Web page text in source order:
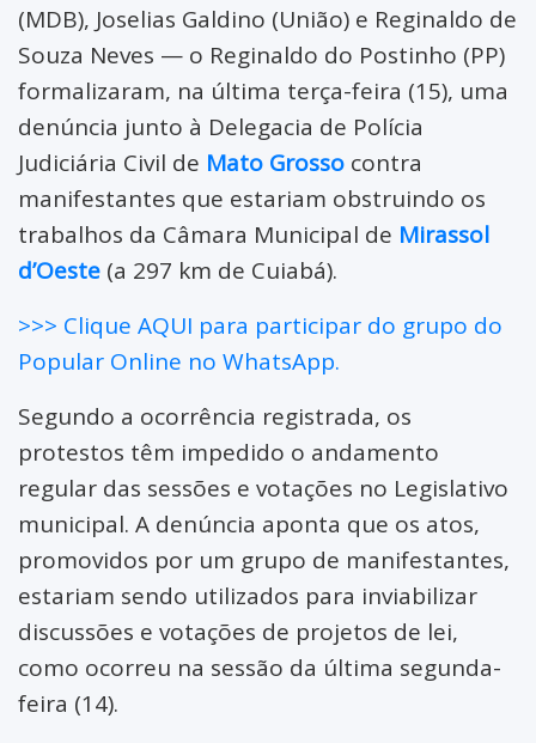
Reserva do Cabaçal
Rio Branco
Salto do Céu
Marcos
(MDB), Joselias Galdino (União) e Reginaldo de
Souza Neves — o Reginaldo do Postinho (PP)
formalizaram, na última terça-feira (15), uma
denúncia junto à Delegacia de Polícia
Judiciária Civil de Mato Grosso contra
manifestantes que estariam obstruindo os
trabalhos da Câmara Municipal de Mirassol
d’Oeste (a 297 km de Cuiabá).
>>> Clique AQUI para participar do grupo do
Popular Online no WhatsApp.
Segundo a ocorrência registrada, os
protestos têm impedido o andamento
regular das sessões e votações no Legislativo
municipal. A denúncia aponta que os atos,
promovidos por um grupo de manifestantes,
estariam sendo utilizados para inviabilizar
discussões e votações de projetos de lei,
como ocorreu na sessão da última segunda-
feira (14).